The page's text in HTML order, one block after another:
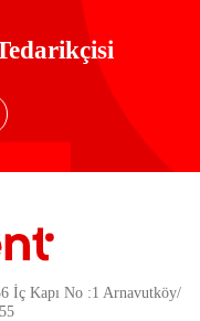
İç Kapı No :1 Arnavutköy/